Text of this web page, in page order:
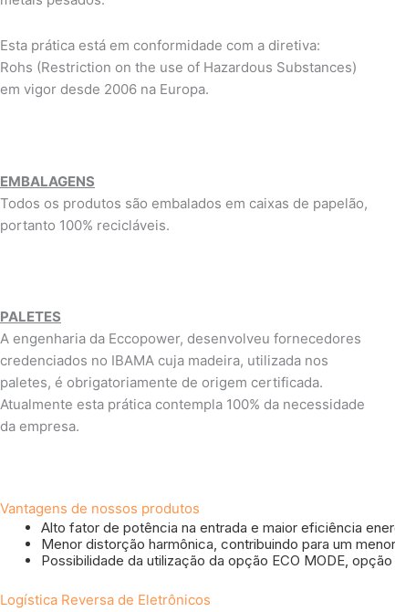
Esta prática está em conformidade com a diretiva:
Rohs (Restriction on the use of Hazardous Substances)
em vigor desde 2006 na Europa.
EMBALAGENS
Todos os produtos são embalados em caixas de papelão,
portanto 100% recicláveis.
PALETES
A engenharia da Eccopower, desenvolveu fornecedores
credenciados no IBAMA cuja madeira, utilizada nos
paletes, é obrigatoriamente de origem certificada.
Atualmente esta prática contempla 100% da necessidade
da empresa.
Vantagens de nossos produtos
Alto fator de potência na entrada e maior eficiência
Menor distorção harmônica, contribuindo para um
Possibilidade da utilização da opção ECO MODE,
Logística Reversa de Eletrônicos